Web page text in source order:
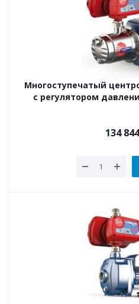
Многоступечатый
с регулятором
134 844